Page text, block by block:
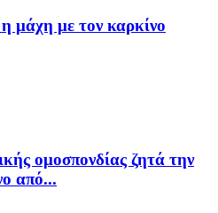
μάχη με τον καρκίνο
ομοσπονδίας ζητά την
από...